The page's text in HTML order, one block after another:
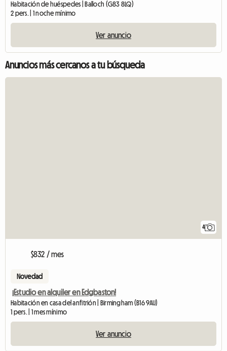
Habitación de huéspedes | Balloch (G83 8LQ)
2 pers. | 1 noche mínimo
Ver anuncio
Anuncios más cercanos a tu búsqueda
4
$832 / mes
Novedad
¡Estudio en alquiler en Edgbaston!
Habitación en casa del anfitrión | Birmingham (B16 9AU)
1 pers. | 1 mes mínimo
Ver anuncio